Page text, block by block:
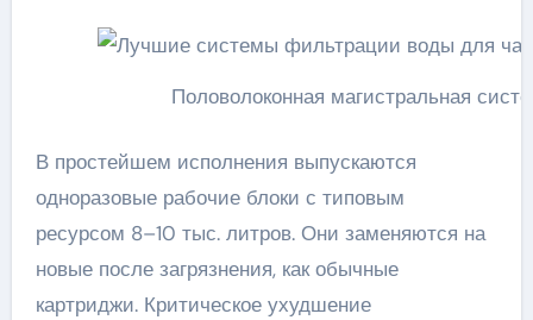
Половолоконная магистральная
В простейшем исполнения выпускаются
одноразовые рабочие блоки с типовым
ресурсом 8–10 тыс. литров. Они заменяются на
новые после загрязнения, как обычные
картриджи. Критическое ухудшение